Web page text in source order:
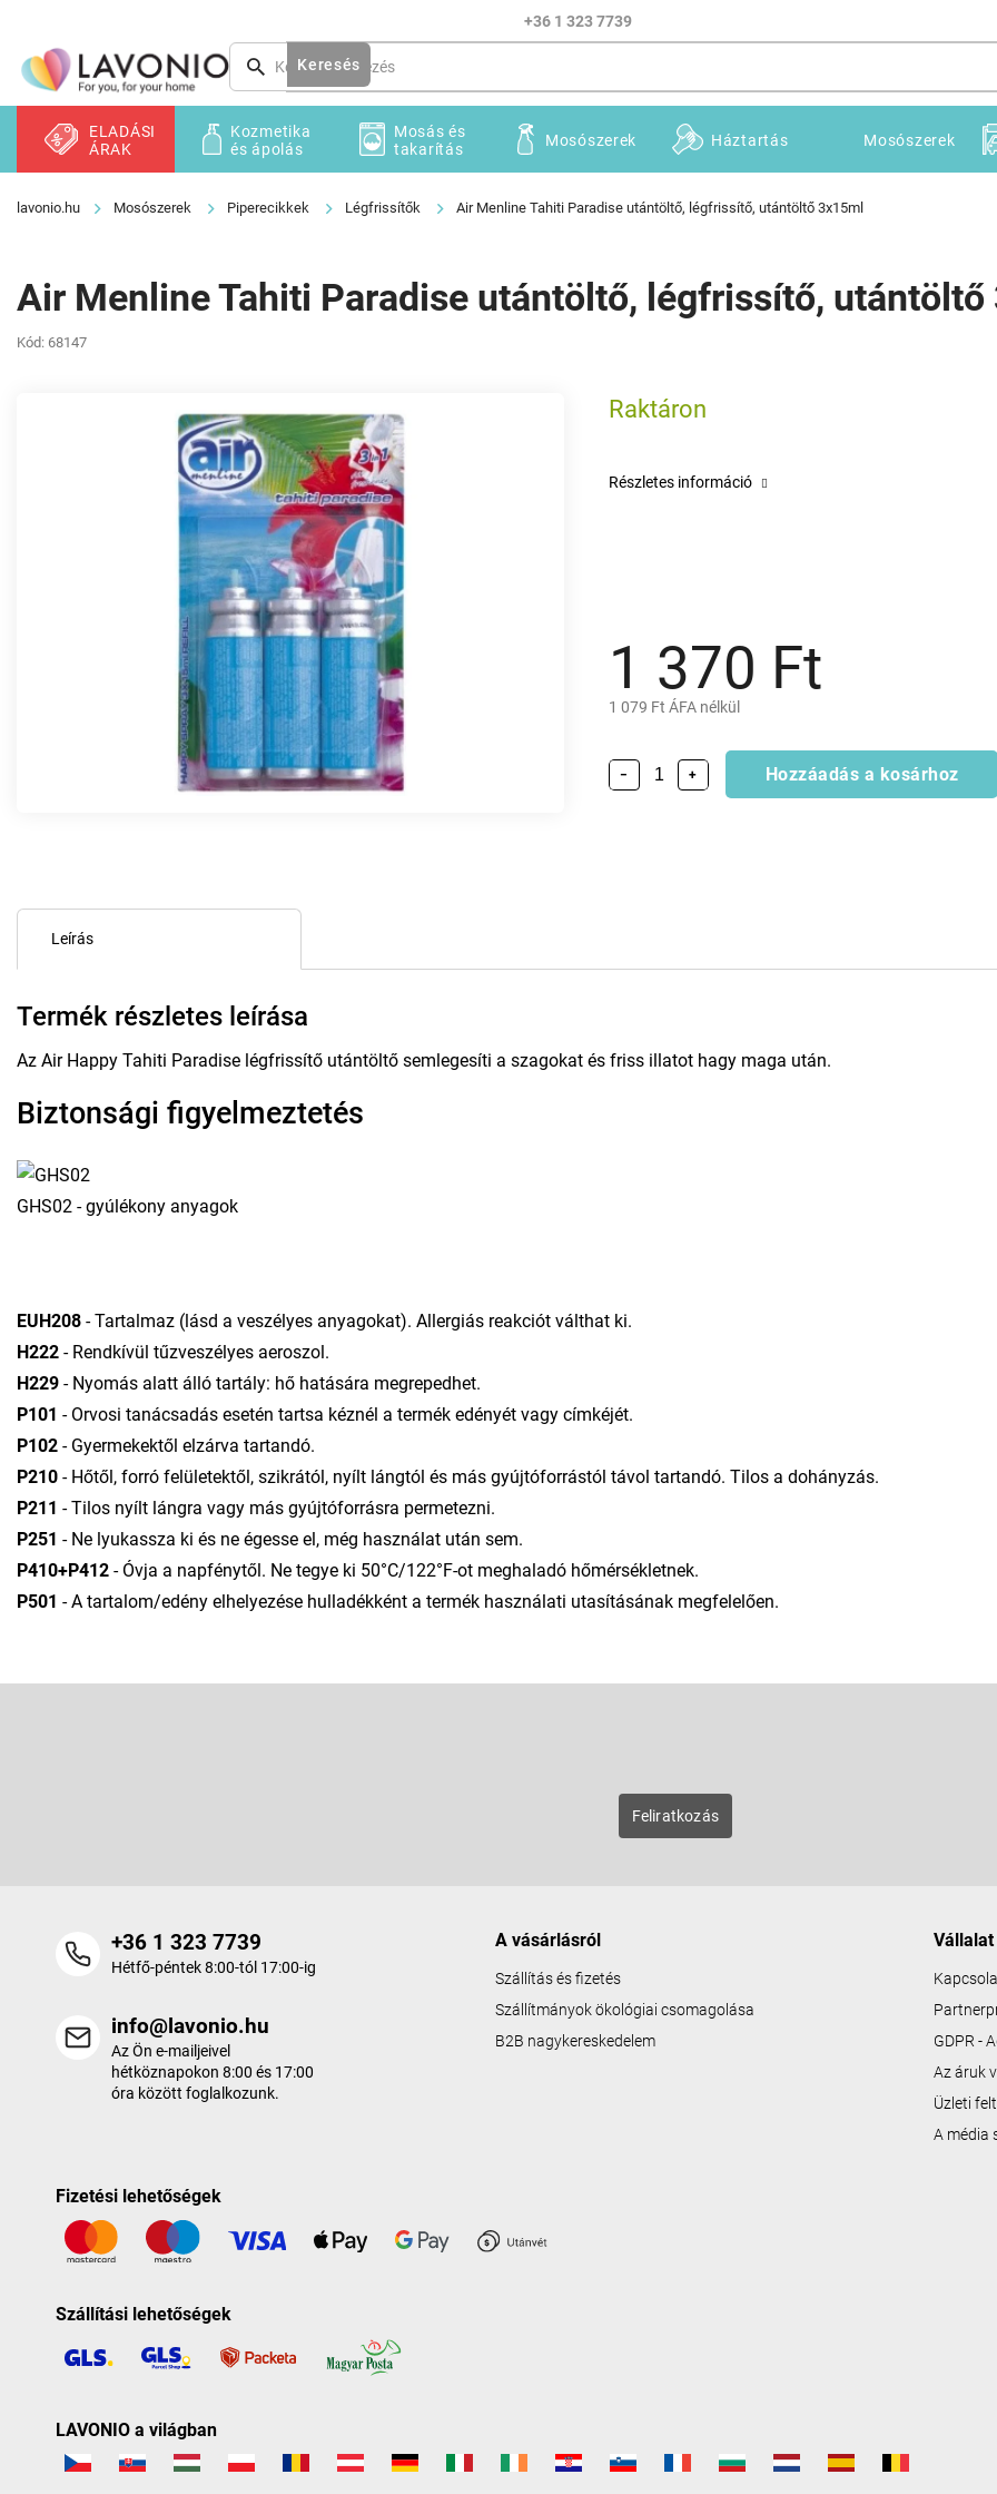
tartalomhoz
+36 1 323 7739
Keresés
ELADÁSI
ÁRAK
Kozmetika
és ápolás
Mosás és
takarítás
Mosószerek Háztartás Mosószerek
Mosószerek Piperecikkek Légfrissítők Air Menline Tahiti Paradise utántöltő, légfrissítő, utántöltő 3x15ml
Air Menline Tahiti Paradise utántöltő, légfrissítő,
Kód: 68147
1 370 Ft
1 079 Ft ÁFA nélkül
Raktáron
+
− Hozzáadás a kosárhoz
Részletes információ
Leírás
Termék részletes leírása
Az Air Happy Tahiti Paradise légfrissítő utántöltő semlegesíti a szagokat és friss illatot hagy maga után.
Biztonsági figyelmeztetés
GHS02 - gyúlékony anyagok
EUH208 - Tartalmaz (lásd a veszélyes anyagokat). Allergiás reakciót válthat ki.
H222 - Rendkívül tűzveszélyes aeroszol.
H229 - Nyomás alatt álló tartály: hő hatására megrepedhet.
P101 - Orvosi tanácsadás esetén tartsa kéznél a termék edényét vagy címkéjét.
P102 - Gyermekektől elzárva tartandó.
P210 - Hőtől, forró felületektől, szikrától, nyílt lángtól és más gyújtóforrástól távol tartandó. Tilos a dohányzás.
P211 - Tilos nyílt lángra vagy más gyújtóforrásra permetezni.
P251 - Ne lyukassza ki és ne égesse el, még használat után sem.
P410+P412 - Óvja a napfénytől. Ne tegye ki 50°C/122°F-ot meghaladó hőmérsékletnek.
P501 - A tartalom/edény elhelyezése hulladékként a termék használati utasításának megfelelően.
Feliratkozás
+36 1 323 7739
Hétfő-péntek 8:00-tól 17:00-ig
info@lavonio.hu
Az Ön e-mailjeivel
hétköznapokon 8:00 és 17:00
óra között foglalkozunk.
A vásárlásról
Szállítás és fizetés
Szállítmányok ökológiai csomagolása
B2B nagykereskedelem
Vállalat
GDPR -
Az áruk
Üzleti
A média
Fizetési lehetőségek
Szállítási lehetőségek
LAVONIO a világban